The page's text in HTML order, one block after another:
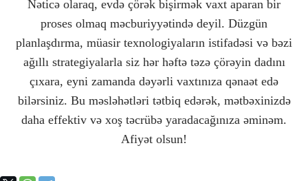
Nəticə olaraq, evdə çörək bişirmək vaxt aparan bir
proses olmaq məcburiyyətində deyil. Düzgün
planlaşdırma, müasir texnologiyaların istifadəsi və bəzi
ağıllı strategiyalarla siz hər həftə təzə çörəyin dadını
çıxara, eyni zamanda dəyərli vaxtınıza qənaət edə
bilərsiniz. Bu məsləhətləri tətbiq edərək, mətbəxinizdə
daha effektiv və xoş təcrübə yaradacağınıza əminəm.
Afiyət olsun!